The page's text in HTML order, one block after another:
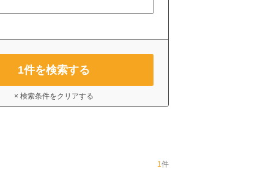
1件を検索する
× 検索条件をクリアする
1件